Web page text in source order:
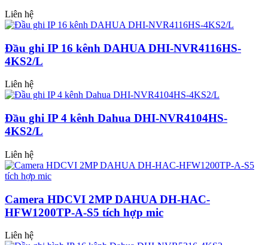
Liên hệ
Đầu ghi IP 16 kênh DAHUA DHI-NVR4116HS-
4KS2/L
Liên hệ
Đầu ghi IP 4 kênh Dahua DHI-NVR4104HS-
4KS2/L
Liên hệ
Camera HDCVI 2MP DAHUA DH-HAC-
HFW1200TP-A-S5 tích hợp mic
Liên hệ